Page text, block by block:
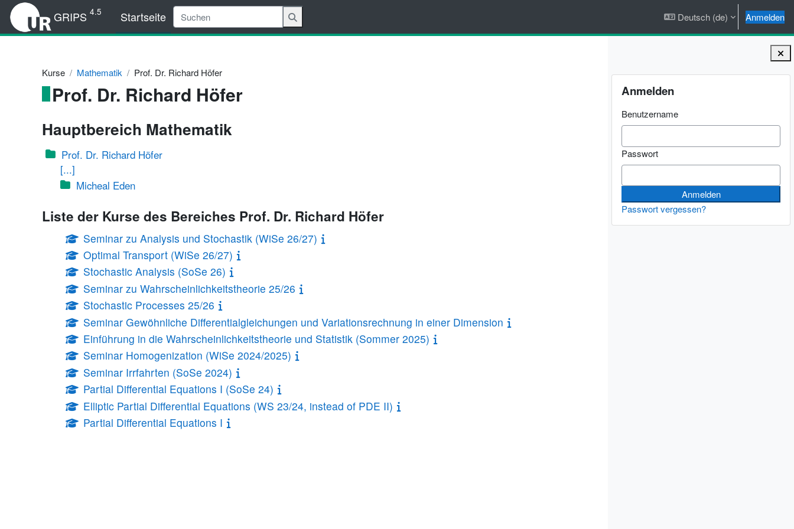
Zum Hauptinhalt
GRIPS 4.5 Startseite Deutsch ‎(de)‎ Anmelden
Blöcke
Anmelden
Benutzername
Passwort
Passwort vergessen?
Kurse Mathematik Prof. Dr. Richard Höfer
Prof. Dr. Richard Höfer
Hauptbereich Mathematik
Prof. Dr. Richard Höfer
[...]
Micheal Eden
Liste der Kurse des Bereiches Prof. Dr. Richard Höfer
Seminar zu Analysis und Stochastik (WiSe 26/27)
Optimal Transport (WiSe 26/27)
Stochastic Analysis (SoSe 26)
Seminar zu Wahrscheinlichkeitstheorie 25/26
Stochastic Processes 25/26
Seminar Gewöhnliche Differentialgleichungen und Variationsrechnung in einer Dimension
Einführung in die Wahrscheinlichkeitstheorie und Statistik (Sommer 2025)
Seminar Homogenization (WiSe 2024/2025)
Seminar Irrfahrten (SoSe 2024)
Partial Differential Equations I (SoSe 24)
Elliptic Partial Differential Equations (WS 23/24, instead of PDE II)
Partial Differential Equations I